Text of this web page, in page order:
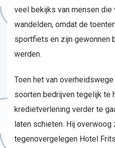
veel bekijks van mensen die
wandelden, omdat de
sportfiets en zijn gewonnen
werden.
Toen het van
soorten bedrijven tegelijk te
kredietverlening verder te
laten schieten. Hij
tegenovergelegen Hotel